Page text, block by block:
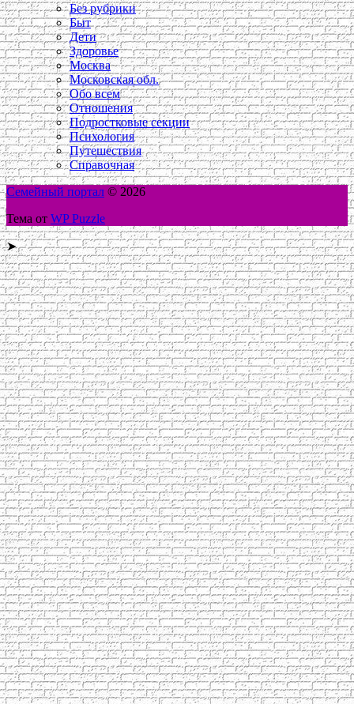
Без рубрики
Быт
Дети
Здоровье
Москва
Московская обл.
Обо всем
Отношения
Подростковые секции
Психология
Путешествия
Справочная
Семейный портал © 2026
Тема от WP Puzzle
➤